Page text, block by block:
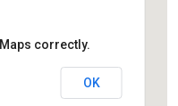
correctly.
OK